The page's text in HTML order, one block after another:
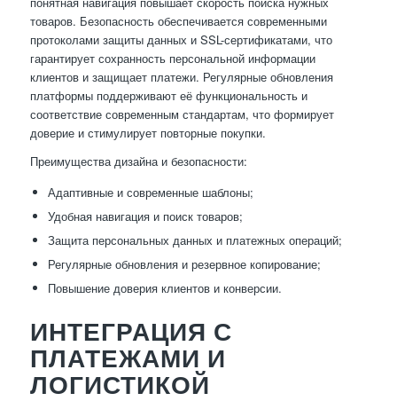
товаров. Безопасность обеспечивается современными
протоколами защиты данных и SSL-сертификатами, что
гарантирует сохранность персональной информации
клиентов и защищает платежи. Регулярные обновления
платформы поддерживают её функциональность и
соответствие современным стандартам, что формирует
доверие и стимулирует повторные покупки.
Преимущества дизайна и безопасности:
Адаптивные и современные шаблоны;
Удобная навигация и поиск товаров;
Защита персональных данных и платежных операций;
Регулярные обновления и резервное копирование;
Повышение доверия клиентов и конверсии.
ИНТЕГРАЦИЯ С
ПЛАТЕЖАМИ И
ЛОГИСТИКОЙ